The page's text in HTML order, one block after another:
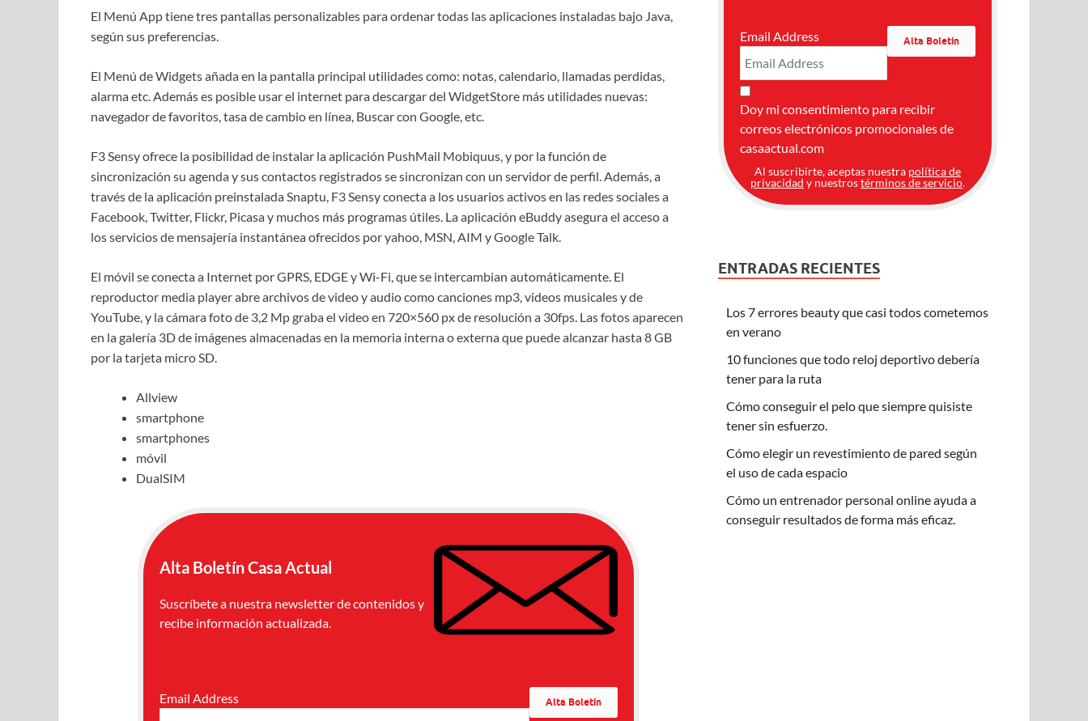
El Menú App tiene tres pantallas personalizables para ordenar todas las aplicaciones instaladas bajo Java,
según sus preferencias.
El Menú de Widgets añada en la pantalla principal utilidades como: notas, calendario, llamadas perdidas,
alarma etc. Además es posible usar el internet para descargar del WidgetStore más utilidades nuevas:
navegador de favoritos, tasa de cambio en línea, Buscar con Google, etc.
F3 Sensy ofrece la posibilidad de instalar la aplicación PushMail Mobiquus, y por la función de
sincronización su agenda y sus contactos registrados se sincronizan con un servidor de perfil. Además, a
través de la aplicación preinstalada Snaptu, F3 Sensy conecta a los usuarios activos en las redes sociales a
Facebook, Twitter, Flickr, Picasa y muchos más programas útiles. La aplicación eBuddy asegura el acceso a
los servicios de mensajería instantánea ofrecidos por yahoo, MSN, AIM y Google Talk.
El móvil se conecta a Internet por GPRS, EDGE y Wi-Fi, que se intercambian automáticamente. El
reproductor media player abre archivos de video y audio como canciones mp3, videos musicales y de
YouTube, y la cámara foto de 3,2 Mp graba el video en 720×560 px de resolución a 30fps. Las fotos aparecen
en la galería 3D de imágenes almacenadas en la memoria interna o externa que puede alcanzar hasta 8 GB
por la tarjeta micro SD.
Allview
smartphone
smartphones
móvil
DualSIM
Alta Boletín Casa Actual
Suscríbete a nuestra newsletter de contenidos y
recibe información actualizada.
Email Address
Email Address
Doy mi consentimiento para recibir
correos electrónicos promocionales de
casaactual.com
Al suscribirte, aceptas nuestra política de
privacidad y nuestrostérminos de servicio.
ENTRADAS RECIENTES
Los 7 errores beauty que casi todos cometemos
en verano
10 funciones que todo reloj deportivo debería
tener para la ruta
Cómo conseguir el pelo que siempre quisiste
tener sin esfuerzo.
Cómo elegir un revestimiento de pared según
el uso de cada espacio
Cómo un entrenador personal online ayuda a
conseguir resultados de forma más eficaz.